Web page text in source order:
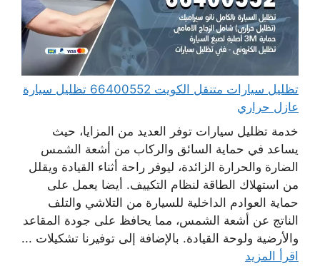
تظليل سيارات متنقل الكويت 66400552 تظليل سيارة
عازل حراري
خدمة تظليل سيارات توفر العديد من المزايا، حيث
يساعد في حماية السائق والركاب من أشعة الشمس
الضارة والحرارة الزائدة، ليوفر راحة أثناء القيادة ويقلل
من استهلاك الطاقة لنظام التكييف. أيضا يعمل على
حماية العوادم الداخلية للسيارة من التلاشي والتلف
الناتج عن أشعة الشمس، مما يحافظ على جودة المقاعد
والأرضية ولوحة القيادة. بالإضافة إلى توفيرنا تشكيلات ...
اقرأ المزيد